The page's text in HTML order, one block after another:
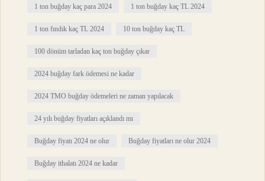
1 ton buğday kaç para 2024 1 ton buğday kaç TL 2024
1 ton fındık kaç TL 2024 10 ton buğday kaç TL
100 dönüm tarladan kaç ton buğday çıkar
2024 buğday fark ödemesi ne kadar
2024 TMO buğday ödemeleri ne zaman yapılacak
24 yılı buğday fiyatları açıklandı mı
Buğday fiyatı 2024 ne olur Buğday fiyatları ne olur 2024
Buğday ithalatı 2024 ne kadar